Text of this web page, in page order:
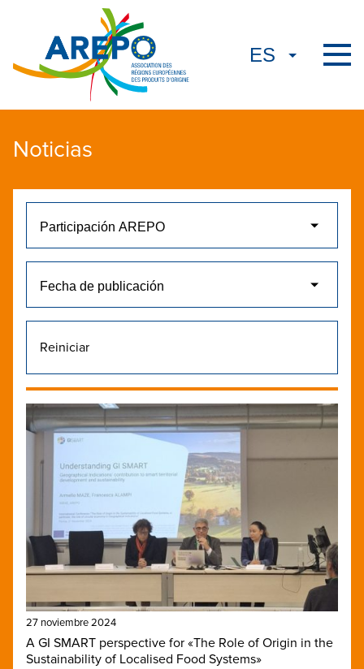
Noticias
Reiniciar
27 noviembre 2024
A GI SMART perspective for «The Role of Origin in the
Sustainability of Localised Food Systems»